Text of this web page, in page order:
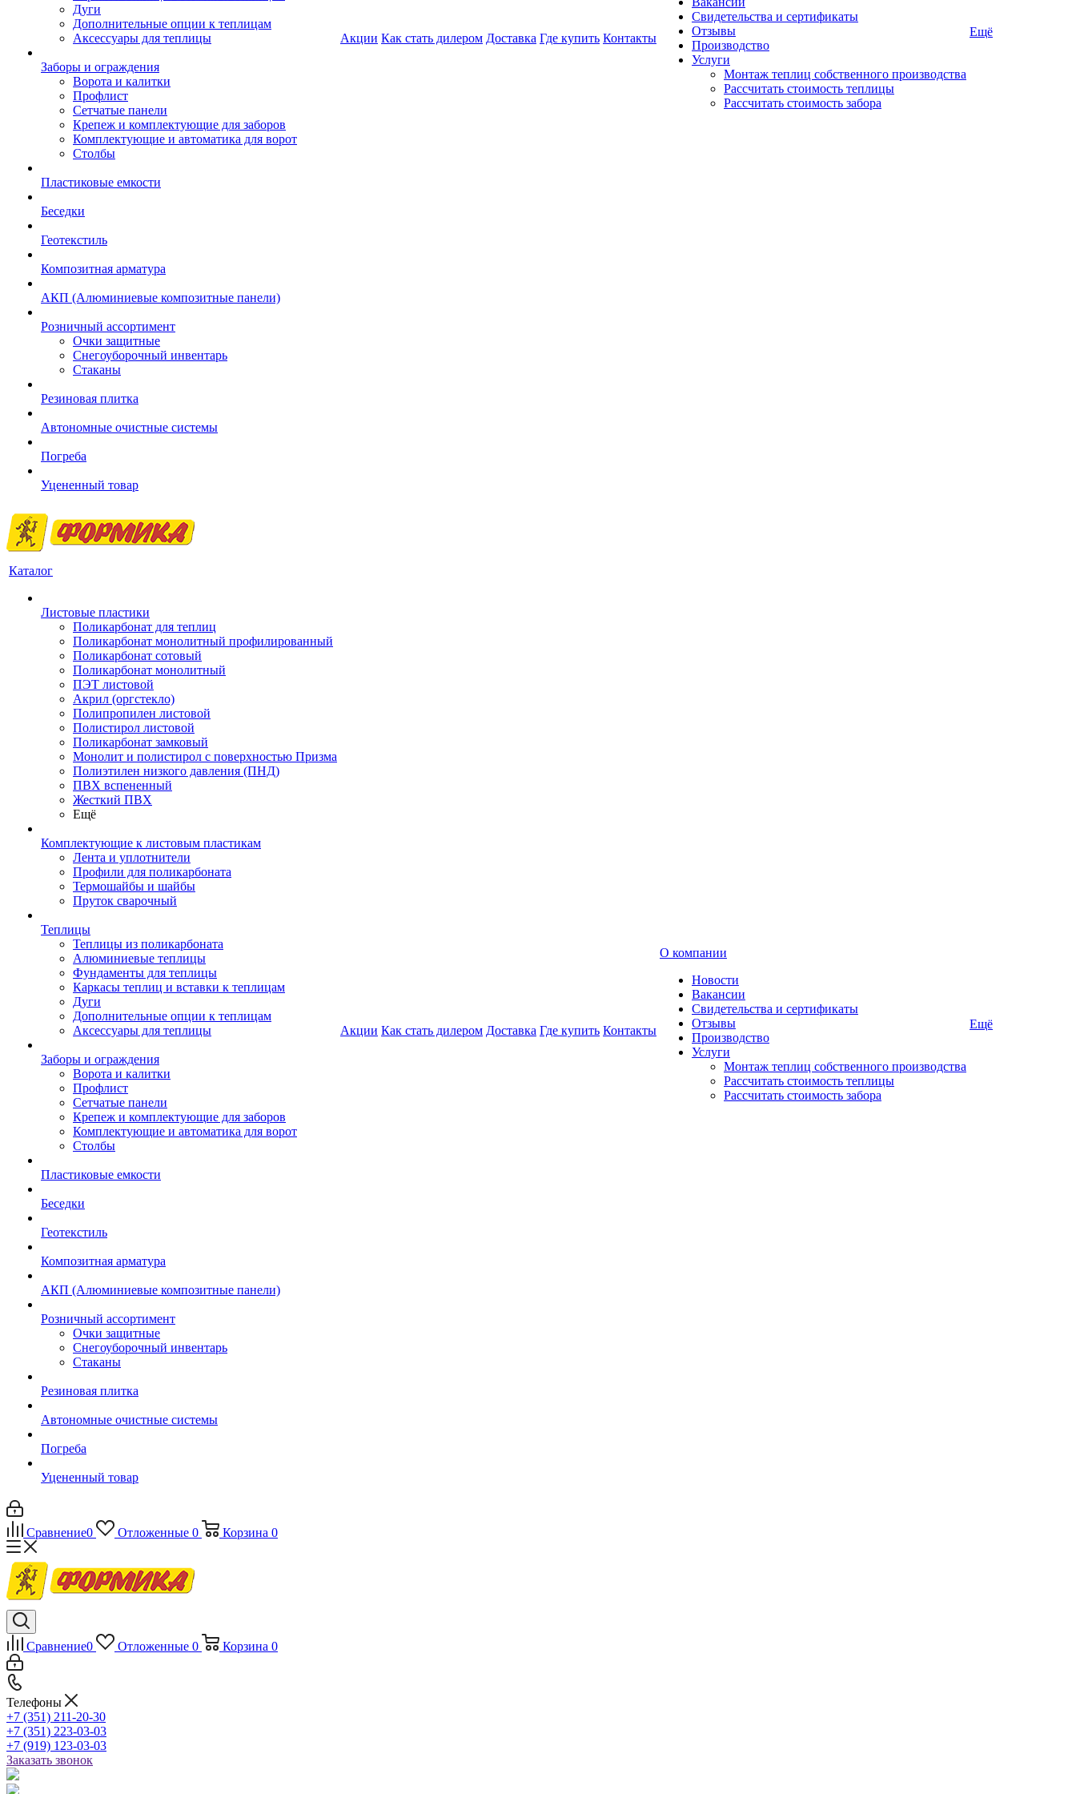
Дуги
Дополнительные опции к теплицам
Аксессуары для теплицы
Заборы и ограждения
Ворота и калитки
Профлист
Сетчатые панели
Крепеж и комплектующие для заборов
Комплектующие и автоматика для ворот
Столбы
Пластиковые емкости
Беседки
Геотекстиль
Композитная арматура
АКП (Алюминиевые композитные панели)
Розничный ассортимент
Очки защитные
Снегоуборочный инвентарь
Стаканы
Резиновая плитка
Автономные очистные системы
Погреба
Уцененный товар
Акции Как стать дилером Доставка Где купить Контакты
Свидетельства и сертификаты
Отзывы
Производство
Услуги
Монтаж теплиц собственного производства
Рассчитать стоимость теплицы
Рассчитать стоимость забора
Ещё
Каталог
Листовые пластики
Поликарбонат для теплиц
Поликарбонат монолитный профилированный
Поликарбонат сотовый
Поликарбонат монолитный
ПЭТ листовой
Акрил (оргстекло)
Полипропилен листовой
Полистирол листовой
Поликарбонат замковый
Монолит и полистирол с поверхностью Призма
Полиэтилен низкого давления (ПНД)
ПВХ вспененный
Жесткий ПВХ
Ещё
Комплектующие к листовым пластикам
Лента и уплотнители
Профили для поликарбоната
Термошайбы и шайбы
Пруток сварочный
Теплицы
Теплицы из поликарбоната
Алюминиевые теплицы
Фундаменты для теплицы
Каркасы теплиц и вставки к теплицам
Дуги
Дополнительные опции к теплицам
Аксессуары для теплицы
Заборы и ограждения
Ворота и калитки
Профлист
Сетчатые панели
Крепеж и комплектующие для заборов
Комплектующие и автоматика для ворот
Столбы
Пластиковые емкости
Беседки
Геотекстиль
Композитная арматура
АКП (Алюминиевые композитные панели)
Розничный ассортимент
Очки защитные
Снегоуборочный инвентарь
Стаканы
Резиновая плитка
Автономные очистные системы
Погреба
Уцененный товар
Акции Как стать дилером Доставка Где купить Контакты
О компании
Новости
Вакансии
Свидетельства и сертификаты
Отзывы
Производство
Услуги
Монтаж теплиц собственного производства
Рассчитать стоимость теплицы
Рассчитать стоимость забора
Ещё
Сравнение0 Отложенные 0 Корзина 0
Сравнение0 Отложенные 0 Корзина 0
Телефоны
+7 (351) 211-20-30
+7 (351) 223-03-03
+7 (919) 123-03-03
Заказать звонок